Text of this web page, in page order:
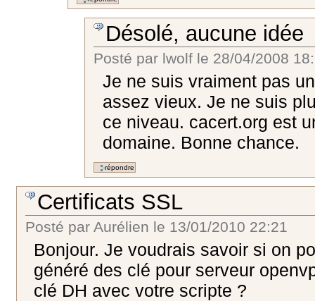
Désolé, aucune idée
Posté par lwolf le 28/04/2008
Je ne suis vraiment pas
assez vieux. Je ne suis
ce niveau. cacert.org est
domaine. Bonne chance.
Certificats SSL
Posté par Aurélien le 13/01/2010 22:21
Bonjour. Je voudrais savoir si on
généré des clé pour serveur
clé DH avec votre scripte ?